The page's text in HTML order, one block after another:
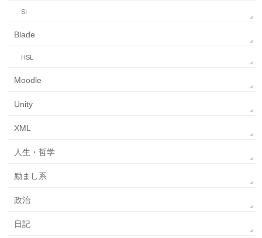
SI
Blade
HSL
Moodle
Unity
XML
人生・哲学
励まし系
政治
日記